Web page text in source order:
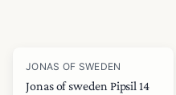
JONAS OF SWEDEN
Jonas of sweden Pipsil 14